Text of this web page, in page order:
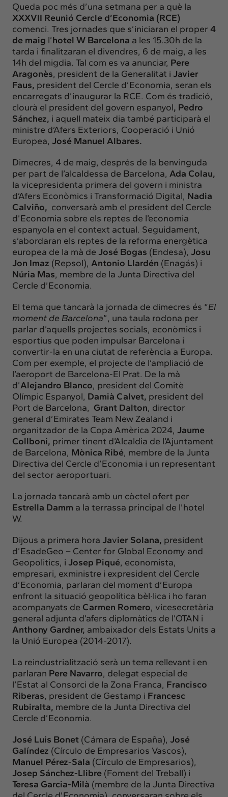
Queda poc més d’una setmana per a què la
XXXVII Reunió Cercle d’Economia (RCE)
comenci. Tres jornades que s’iniciaran el proper 4
de maig l’hotel W Barcelona a les 15.30h de la
tarda i finalitzaran el divendres, 6 de maig, a les
14h del migdia. Tal com es va anunciar, Pere
Aragonès, president de la Generalitat i Javier
Faus, president del Cercle d’Economia, seran els
encarregats d’inaugurar la RCE. Com és tradició,
clourà el president del govern espanyol, Pedro
Sánchez, i aquell mateix dia també participarà el
ministre d’Afers Exteriors, Cooperació i Unió
Europea, José Manuel Albares.
Dimecres, 4 de maig, després de la benvinguda
per part de l’alcaldessa de Barcelona, Ada Colau,
la vicepresidenta primera del govern i ministra
d’Afers Econòmics i Transformació Digital, Nadia
Calviño, conversarà amb el president del Cercle
d’Economia sobre els reptes de l’economia
espanyola en el context actual. Seguidament,
s’abordaran els reptes de la reforma energètica
europea de la mà de José Bogas (Endesa), Josu
Jon Imaz (Repsol), Antonio Llardén (Enagás) i
Núria Mas, membre de la Junta Directiva del
Cercle d’Economia.
El tema que tancarà la jornada de dimecres és “El
moment de Barcelona”, una taula rodona per
parlar d’aquells projectes socials, econòmics i
esportius que poden impulsar Barcelona i
convertir-la en una ciutat de referència a Europa.
Com per exemple, el projecte de l’ampliació de
l’aeroport de Barcelona-El Prat. De la mà
d’Alejandro Blanco, president del Comitè
Olímpic Espanyol, Damià Calvet, president del
Port de Barcelona, Grant Dalton, director
general d’Emirates Team New Zealand i
organitzador de la Copa Amèrica 2024, Jaume
Collboni, primer tinent d’Alcaldia de l’Ajuntament
de Barcelona, Mònica Ribé, membre de la Junta
Directiva del Cercle d’Economia i un representant
del sector aeroportuari.
La jornada tancarà amb un còctel ofert per
Estrella Damm a la terrassa principal de l’hotel
W.
Dijous a primera hora Javier Solana, president
d’EsadeGeo – Center for Global Economy and
Geopolitics, i Josep Piqué, economista,
empresari, exministre i expresident del Cercle
d’Economia, parlaran del moment d’Europa
enfront la situació geopolítica bèl·lica i ho faran
acompanyats de Carmen Romero, vicesecretària
general adjunta d’afers diplomàtics de l’OTAN i
Anthony Gardner, ambaixador dels Estats Units a
la Unió Europea (2014-2017).
La reindustrialització serà un tema rellevant i en
parlaran Pere Navarro, delegat especial de
l’Estat al Consorci de la Zona Franca, Francisco
Riberas, president de Gestamp i Francesc
Rubiralta, membre de la Junta Directiva del
Cercle d’Economia.
José Luis Bonet (Cámara de España), José
Galíndez (Círculo de Empresarios Vascos),
Manuel Pérez-Sala (Círculo de Empresarios),
Josep Sánchez-Llibre (Foment del Treball) i
Teresa Garcia-Milà (membre de la Junta Directiva